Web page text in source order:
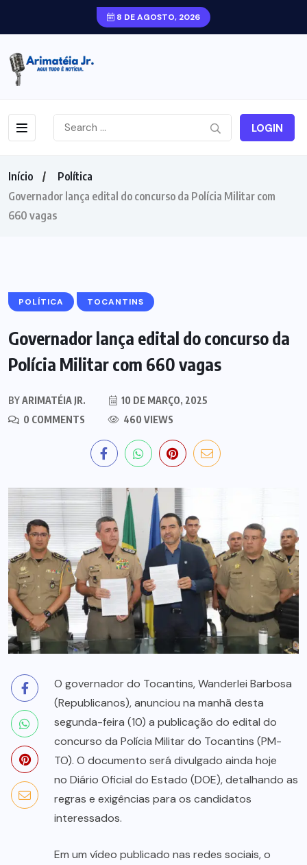
8 DE AGOSTO, 2026
LOGIN
Início
Política
Governador lança edital do concurso da Polícia Militar com
660 vagas
POLÍTICA TOCANTINS
Governador lança edital do concurso da
Polícia Militar com 660 vagas
BYARIMATÉIA JR.
10 DE MARÇO, 2025
0 COMMENTS
460 VIEWS
O governador do Tocantins, Wanderlei Barbosa
(Republicanos), anunciou na manhã desta
segunda-feira (10) a publicação do edital do
concurso da Polícia Militar do Tocantins (PM-
TO). O documento será divulgado ainda hoje
no Diário Oficial do Estado (DOE), detalhando as
regras e exigências para os candidatos
interessados.
Em um vídeo publicado nas redes sociais, o